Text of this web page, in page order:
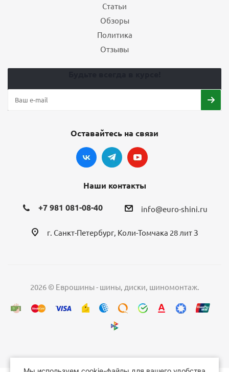
Статьи
Обзоры
Политика
Отзывы
Оставайтесь на связи
Наши контакты
+7 981 081-08-40 info@euro-shini.ru
г. Санкт-Петербург, Коли-Томчака 28 лит З
2026 © Еврошины - шины, диски, шиномонтаж.